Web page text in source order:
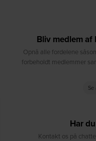
Bliv medlem
Opnå alle fordelene
forbeholdt medlemmer
Har
Kontakt os på